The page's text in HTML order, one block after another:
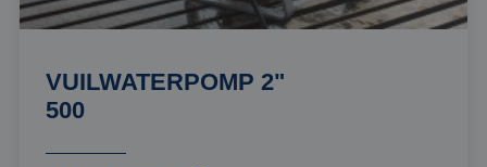
VUILWATERPOMP 2"
500